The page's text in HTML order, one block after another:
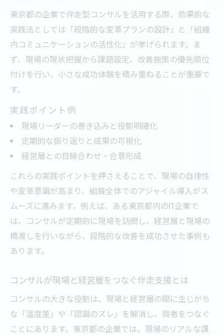
東京都の企業で伴走型コンサルを活用する際、効果的な
実践法としては「段階的な変革プランの設計」と「組織
内コミュニケーションの活性化」が挙げられます。ま
ず、現場の現状把握から課題設定、改善施策の優先順位
付けを行い、小さな成功体験を積み重ねることが重要で
す。
実践ポイント例
現場リーダーの巻き込みと役割明確化
定期的な振り返りと成果の可視化
経営層との目線合わせ・合意形成
これらの実践ポイントを押さえることで、現場の自律性
や変革意識が高まり、組織全体でのアジャイル導入がス
ムーズに進みます。例えば、ある東京都内のIT企業で
は、コンサルが定期的に現場を訪問し、経営層と現場の
橋渡しを行いながら、段階的な改善を成功させた事例も
あります。
コンサルが現場と経営層をつなぐ伴走支援とは
コンサルの大きな役割は、現場と経営層の間に生じがち
な「温度差」や「認識のズレ」を解消し、両者をつなぐ
ことにあります。東京都の企業では、現場のリアルな課